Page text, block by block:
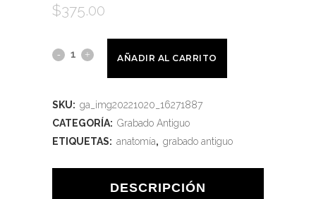
$375.00
AÑADIR AL CARRITO
SKU: ga_img20221020_16271887
CATEGORÍA: Grabado Antiguo
ETIQUETAS: anatomía, grabado antiguo
DESCRIPCIÓN